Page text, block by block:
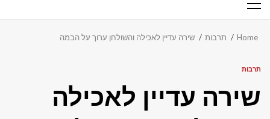
Primary
Home תרבות שירה עדיין לאכילה והשולחן ערוך על הבמה
תרבות
שירה עדיין לאכילה